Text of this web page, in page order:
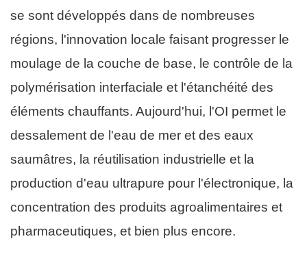
se sont développés dans de nombreuses
régions, l'innovation locale faisant progresser le
moulage de la couche de base, le contrôle de la
polymérisation interfaciale et l'étanchéité des
éléments chauffants. Aujourd'hui, l'OI permet le
dessalement de l'eau de mer et des eaux
saumâtres, la réutilisation industrielle et la
production d'eau ultrapure pour l'électronique, la
concentration des produits agroalimentaires et
pharmaceutiques, et bien plus encore.